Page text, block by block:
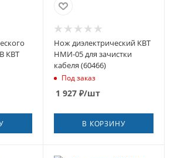
КВТ
Нож диэлектрический КВТ
НМИ-05 для зачистки
кабеля (60466)
Под заказ
1 927₽/шт
В КОРЗИНУ